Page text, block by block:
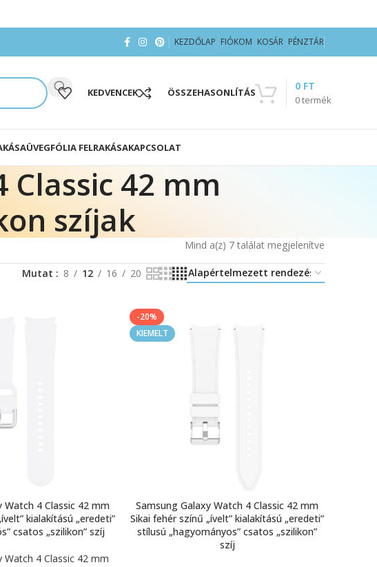
KEZDŐLAP FIÓKOM KOSÁR PÉNZTÁR
KEDVENCEK ÖSSZEHASONLÍTÁS
0termék
0 FT
ÜVEGFÓLIA FELRAKÁSAKAPCSOLAT
Classic 42 mm
szíjak
Mind a(z) 7 találat megjelenítve
Mutat 8 12 16 20
Watch 4 Classic 42 mm
kialakítású „eredeti”
csatos „szilikon” szíj
Watch 4 Classic 42 mm
-20%
KIEMELT
Samsung Galaxy Watch 4 Classic 42 mm
Sikai fehér színű „ívelt” kialakítású „eredeti”
stílusú „hagyományos” csatos „szilikon”
szíj